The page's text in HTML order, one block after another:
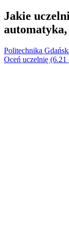
Jakie
Politechnika
Oceń uczelnię (6.21